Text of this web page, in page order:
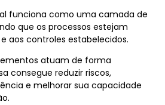
funciona como uma camada de
que os processos estejam
aos controles estabelecidos.
atuam de forma
consegue reduzir riscos,
e melhorar sua capacidade